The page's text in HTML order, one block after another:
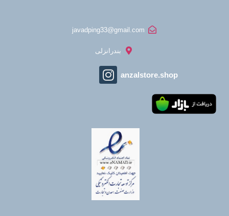
javadping33@gmail.com
بندرانزلی
anzalstore.shop